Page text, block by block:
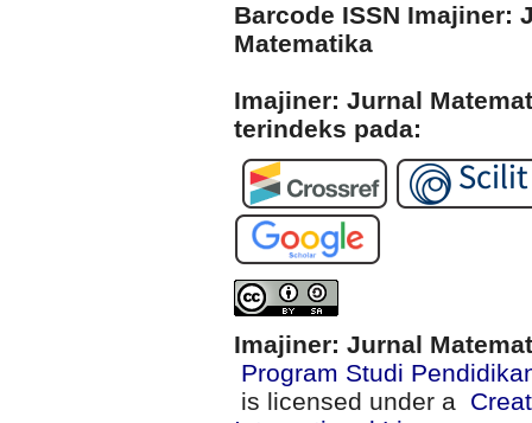
Barcode ISSN Imajiner:
Matematika
Imajiner: Jurnal
terindeks pada:
Imajiner: Jurnal
Program Studi
is licensed under a